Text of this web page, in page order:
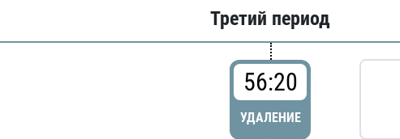
Третий период
56:20
УДАЛЕНИЕ